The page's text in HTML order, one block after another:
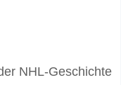
PSG v Brest?
Ergebnis von
NHL-Geschichte